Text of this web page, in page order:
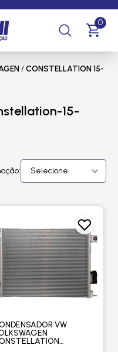
0
/CONSTELLATION 15-
15-
VW